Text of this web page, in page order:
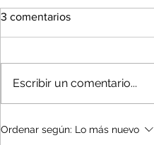
3 Ejercicios para sanar la
herida de abandono
3 comentarios
Escribir un comentario...
Ordenar según: Lo más nuevo